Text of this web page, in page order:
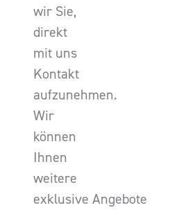
wir Sie,
direkt
mit uns
Kontakt
aufzunehmen.
Wir
können
Ihnen
weitere
exklusive Angebote